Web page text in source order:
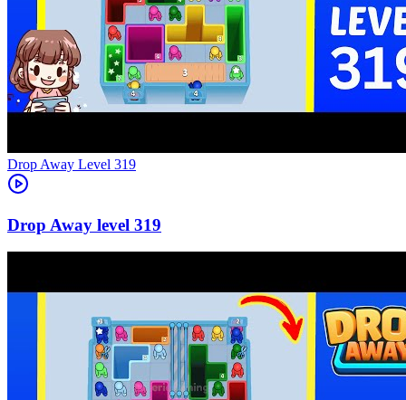
Level 319
319